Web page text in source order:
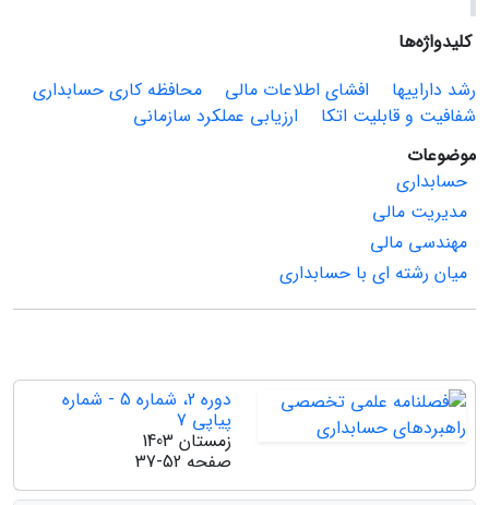
کلیدواژه‌ها
رشد داراییها
افشای اطلاعات مالی
محافظه کاری حسابداری
شفافیت و قابلیت اتکا
ارزیابی عملکرد سازمانی
موضوعات
حسابداری
مدیریت مالی
مهندسی مالی
میان رشته ای با حسابداری
دوره 2، شماره 5 - شماره
پیاپی 7
زمستان 1403
صفحه 37-52